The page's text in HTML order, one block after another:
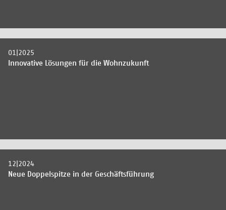
01|2025
Innovative Lösungen für die Wohnzukunft
12|2024
Neue Doppelspitze in der Geschäftsführung